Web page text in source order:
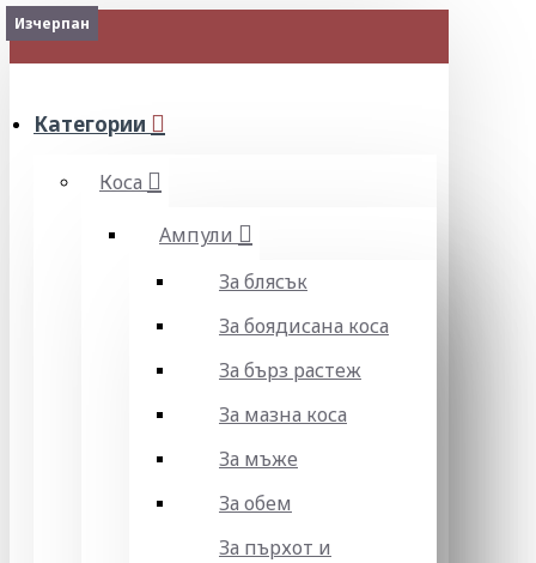
МЕНЮ
Категории
Коса
Ампули
За блясък
За боядисана коса
За бърз растеж
За мазна коса
За мъже
За обем
За пърхот и
2-3 Days
Изчерпан
Изчерпан